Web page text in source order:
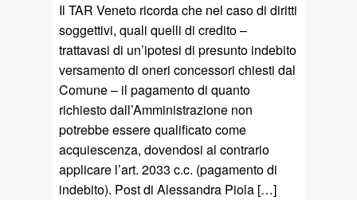
Il TAR Veneto ricorda che nel caso di diritti
soggettivi, quali quelli di credito –
trattavasi di un’ipotesi di presunto indebito
versamento di oneri concessori chiesti dal
Comune – il pagamento di quanto
richiesto dall’Amministrazione non
potrebbe essere qualificato come
acquiescenza, dovendosi al contrario
applicare l’art. 2033 c.c. (pagamento di
indebito). Post di Alessandra Piola […]